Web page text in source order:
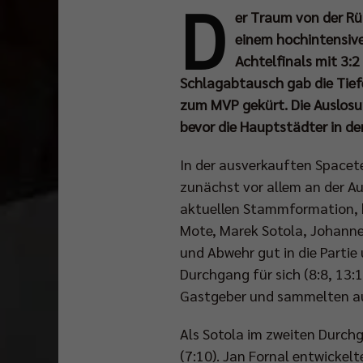
D er Traum von der
einem
Achtelfinals mit 3:2
Schlagabtausch gab die
zum MVP gekürt. Die
bevor die Hauptstädter in
In der ausverkauften
zunächst vor allem an der
aktuellen Stammformation,
Mote, Marek Sotola,
und Abwehr gut in die
Durchgang für sich (8:8,
Gastgeber und sammelten
Als Sotola im zweiten
(7:10). Jan Fornal